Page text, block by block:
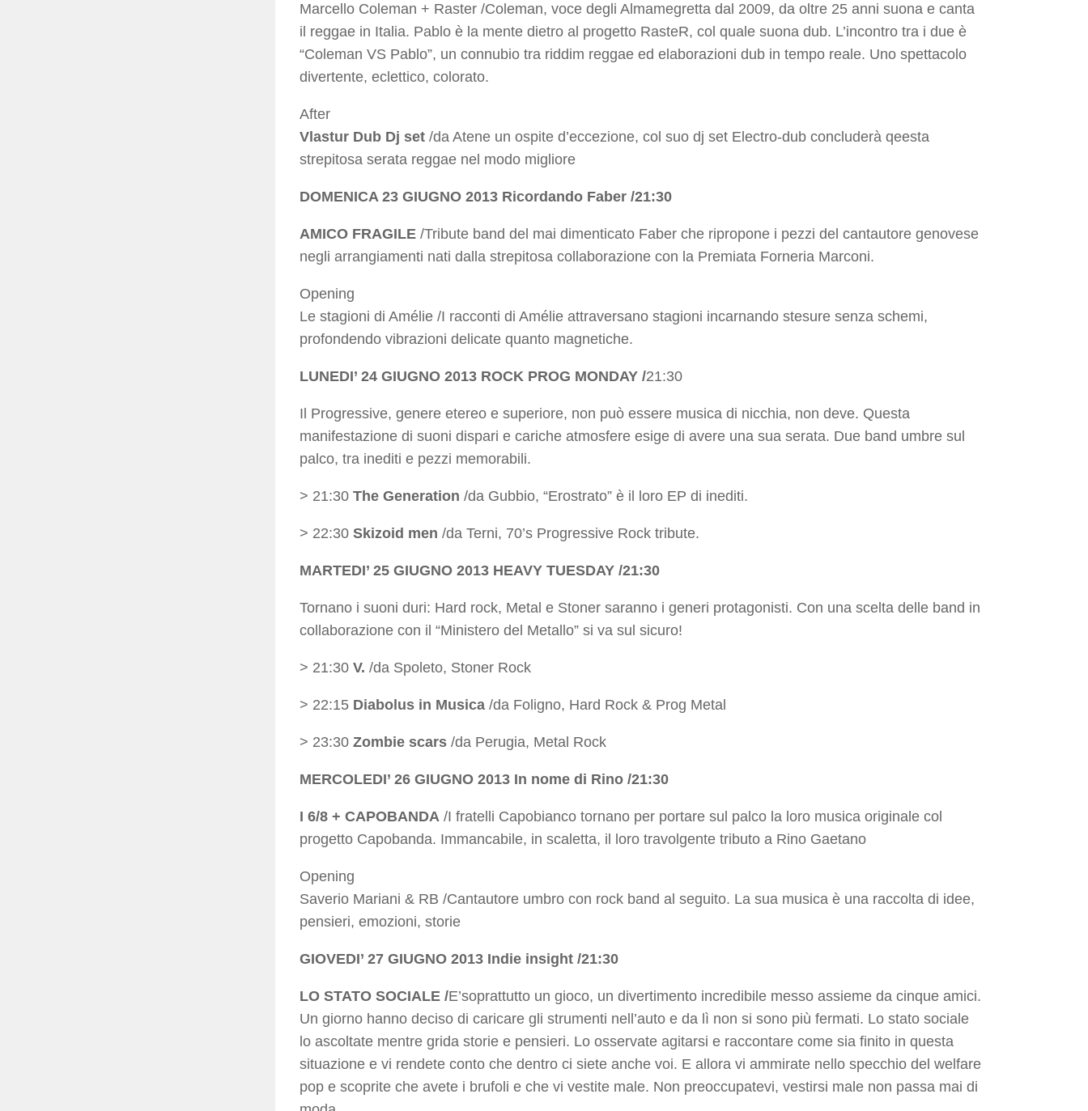
Marcello Coleman + Raster /Coleman, voce degli Almamegretta dal 2009, da oltre 25 anni suona e canta
il reggae in Italia. Pablo è la mente dietro al progetto RasteR, col quale suona dub. L’incontro tra i due è
“Coleman VS Pablo”, un connubio tra riddim reggae ed elaborazioni dub in tempo reale. Uno spettacolo
divertente, eclettico, colorato.
After
Vlastur Dub Dj set /da Atene un ospite d’eccezione, col suo dj set Electro-dub concluderà qeesta
strepitosa serata reggae nel modo migliore
DOMENICA 23 GIUGNO 2013 Ricordando Faber /21:30
AMICO FRAGILE /Tribute band del mai dimenticato Faber che ripropone i pezzi del cantautore genovese
negli arrangiamenti nati dalla strepitosa collaborazione con la Premiata Forneria Marconi.
Opening
Le stagioni di Amélie /I racconti di Amélie attraversano stagioni incarnando stesure senza schemi,
profondendo vibrazioni delicate quanto magnetiche.
LUNEDI’ 24 GIUGNO 2013 ROCK PROG MONDAY /21:30
Il Progressive, genere etereo e superiore, non può essere musica di nicchia, non deve. Questa
manifestazione di suoni dispari e cariche atmosfere esige di avere una sua serata. Due band umbre sul
palco, tra inediti e pezzi memorabili.
> 21:30 The Generation /da Gubbio, “Erostrato” è il loro EP di inediti.
> 22:30 Skizoid men /da Terni, 70’s Progressive Rock tribute.
MARTEDI’ 25 GIUGNO 2013 HEAVY TUESDAY /21:30
Tornano i suoni duri: Hard rock, Metal e Stoner saranno i generi protagonisti. Con una scelta delle band in
collaborazione con il “Ministero del Metallo” si va sul sicuro!
> 21:30 V. /da Spoleto, Stoner Rock
> 22:15 Diabolus in Musica /da Foligno, Hard Rock & Prog Metal
> 23:30 Zombie scars /da Perugia, Metal Rock
MERCOLEDI’ 26 GIUGNO 2013 In nome di Rino /21:30
I 6/8 + CAPOBANDA /I fratelli Capobianco tornano per portare sul palco la loro musica originale col
progetto Capobanda. Immancabile, in scaletta, il loro travolgente tributo a Rino Gaetano
Opening
Saverio Mariani & RB /Cantautore umbro con rock band al seguito. La sua musica è una raccolta di idee,
pensieri, emozioni, storie
GIOVEDI’ 27 GIUGNO 2013 Indie insight /21:30
LO STATO SOCIALE /E’soprattutto un gioco, un divertimento incredibile messo assieme da cinque amici.
Un giorno hanno deciso di caricare gli strumenti nell’auto e da lì non si sono più fermati. Lo stato sociale
lo ascoltate mentre grida storie e pensieri. Lo osservate agitarsi e raccontare come sia finito in questa
situazione e vi rendete conto che dentro ci siete anche voi. E allora vi ammirate nello specchio del welfare
pop e scoprite che avete i brufoli e che vi vestite male. Non preoccupatevi, vestirsi male non passa mai di